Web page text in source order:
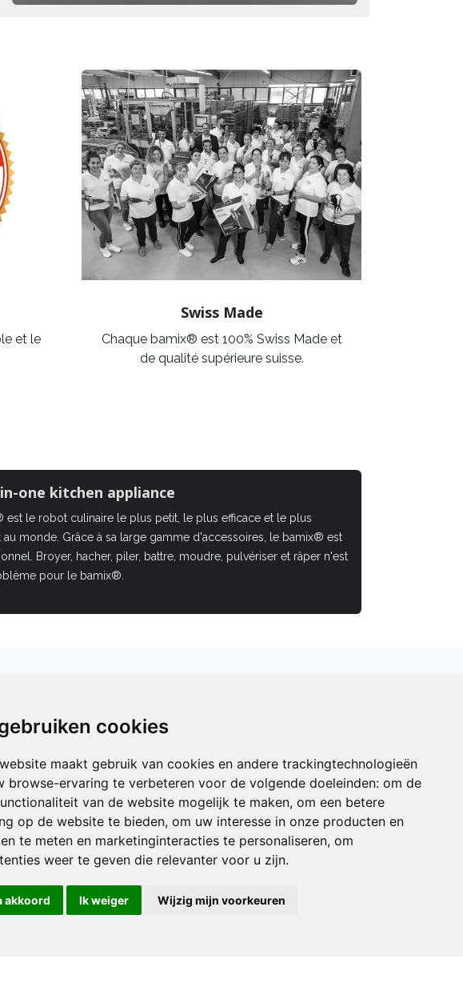
cookies
maakt gebruik van cookies en andere trackingtechnologieën
browse-ervaring te verbeteren voor de volgende doeleinden: om de
van de website mogelijk te maken, om een betere
op de website te bieden, om uw interesse in onze producten en
te meten en marketinginteracties te personaliseren, om
weer te geven die relevanter voor u zijn.
akkoord Ik weiger Wijzig mijn voorkeuren
et le
Swiss Made
Chaque bamix® est 100% Swiss Made et
de qualité supérieure suisse.
one kitchen appliance
est le robot culinaire le plus petit, le plus efficace et le plus
au monde. Grâce à sa large gamme d'accessoires, le bamix® est
Broyer, hacher, piler, battre, moudre, pulvériser et râper n'est
pour le bamix®.
Carbon ?